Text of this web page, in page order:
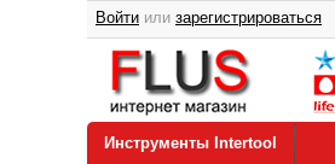
Войти или зарегистрироваться
Инструменты Intertool